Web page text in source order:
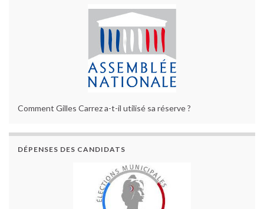
Comment Gilles Carrez a-t-il utilisé sa réserve ?
DÉPENSES DES CANDIDATS